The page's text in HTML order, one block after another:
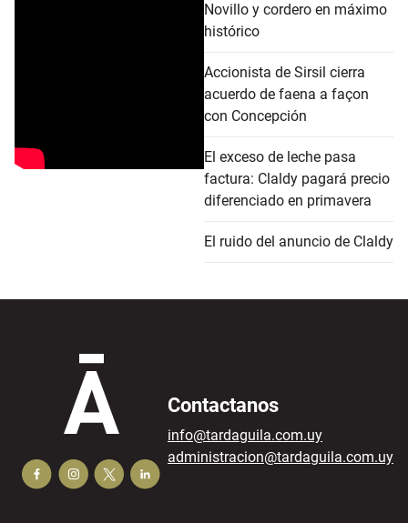
Novillo y cordero en máximo
histórico
Accionista de Sirsil cierra
acuerdo de faena a façon
con Concepción
El exceso de leche pasa
factura: Claldy pagará precio
diferenciado en primavera
El ruido del anuncio de Claldy
Contactanos
info@tardaguila.com.uy
administracion@tardaguila.com.uy